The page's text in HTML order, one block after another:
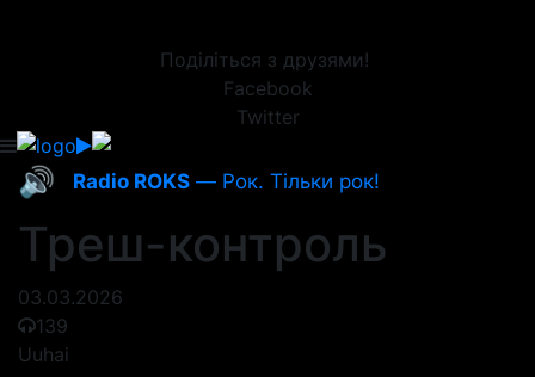
Поділіться з друзями!
Facebook
Twitter
🔊 Radio ROKS — Рок. Тільки рок!
Треш-контроль
03.03.2026
139
Uuhai